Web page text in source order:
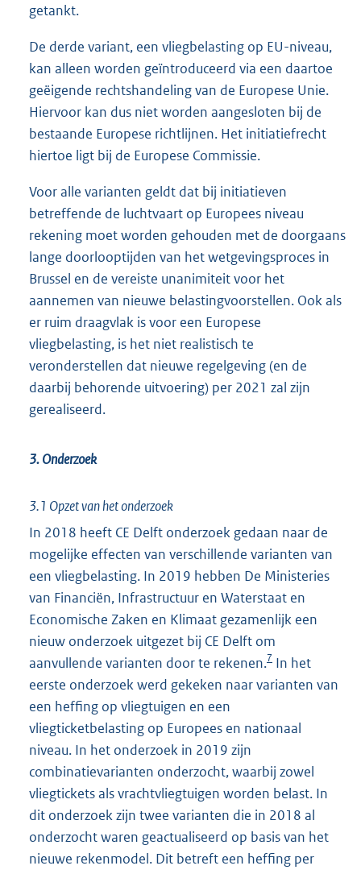
getankt.
De derde variant, een vliegbelasting op EU-niveau,
kan alleen worden geïntroduceerd via een daartoe
geëigende rechtshandeling van de Europese Unie.
Hiervoor kan dus niet worden aangesloten bij de
bestaande Europese richtlijnen. Het initiatiefrecht
hiertoe ligt bij de Europese Commissie.
Voor alle varianten geldt dat bij initiatieven
betreffende de luchtvaart op Europees niveau
rekening moet worden gehouden met de doorgaans
lange doorlooptijden van het wetgevingsproces in
Brussel en de vereiste unanimiteit voor het
aannemen van nieuwe belastingvoorstellen. Ook als
er ruim draagvlak is voor een Europese
vliegbelasting, is het niet realistisch te
veronderstellen dat nieuwe regelgeving (en de
daarbij behorende uitvoering) per 2021 zal zijn
gerealiseerd.
3. Onderzoek
3.1 Opzet van het onderzoek
In 2018 heeft CE Delft onderzoek gedaan naar de
mogelijke effecten van verschillende varianten van
een vliegbelasting. In 2019 hebben De Ministeries
van Financiën, Infrastructuur en Waterstaat en
Economische Zaken en Klimaat gezamenlijk een
nieuw onderzoek uitgezet bij CE Delft om
aanvullende varianten door te rekenen.7 In het
eerste onderzoek werd gekeken naar varianten van
een heffing op vliegtuigen en een
vliegticketbelasting op Europees en nationaal
niveau. In het onderzoek in 2019 zijn
combinatievarianten onderzocht, waarbij zowel
vliegtickets als vrachtvliegtuigen worden belast. In
dit onderzoek zijn twee varianten die in 2018 al
onderzocht waren geactualiseerd op basis van het
nieuwe rekenmodel. Dit betreft een heffing per